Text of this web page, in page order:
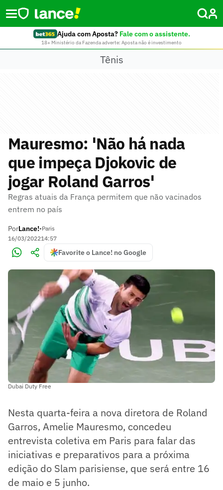
Ajuda com Aposta? Fale com o assistente.
18+ Ministério da Fazenda adverte: Aposta não é investimento
Tênis
Mauresmo: 'Não há nada
que impeça Djokovic de
jogar Roland Garros'
Regras atuais da França permitem que não vacinados
entrem no país
PorLance!•Paris
16/03/202214:57
Favorite o Lance! no Google
Dubai Duty Free
Nesta quarta-feira a nova diretora de Roland
Garros, Amelie Mauresmo, concedeu
entrevista coletiva em Paris para falar das
iniciativas e preparativos para a próxima
edição do Slam parisiense, que será entre 16
de maio e 5 junho.